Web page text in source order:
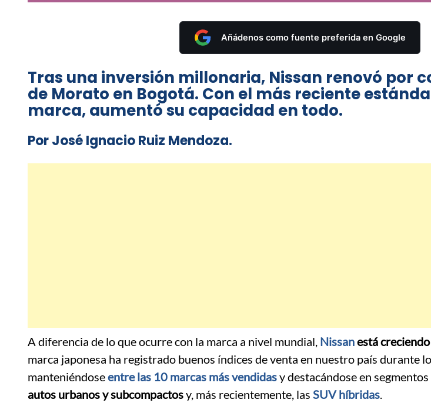
Añádenos como fuente preferida en Google
Tras una inversión millonaria, Nissan renovó por
de Morato en Bogotá. Con el más reciente
marca, aumentó su capacidad en todo.
Por José Ignacio Ruiz Mendoza.
A diferencia de lo que ocurre con la marca a nivel mundial, Nissanestá
marca japonesa ha registrado buenos índices de venta en nuestro país durante
manteniéndoseentre las 10 marcas más vendidasy destacándose en
autos urbanos y subcompactosy, más recientemente, las SUV híbridas.